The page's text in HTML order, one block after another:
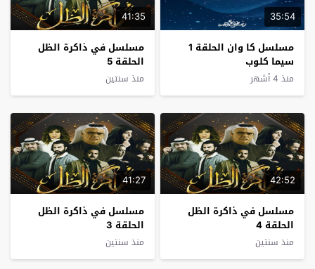
35:54
مسلسل كا وان الحلقة 1
سيما كلوب
منذ 4 أشهر
41:35
مسلسل في ذاكرة الظل
الحلقة 5
منذ سنتين
42:52
مسلسل في ذاكرة الظل
الحلقة 4
منذ سنتين
41:27
مسلسل في ذاكرة الظل
الحلقة 3
منذ سنتين